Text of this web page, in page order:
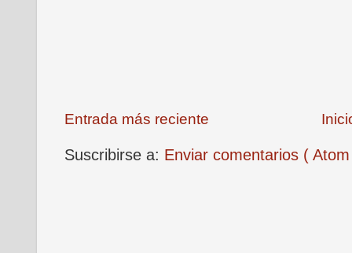
Entrada más reciente
Suscribirse a: Enviar comentarios (